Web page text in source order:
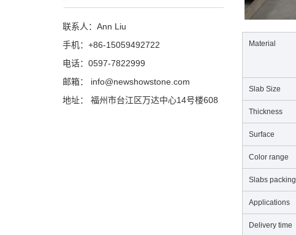
Material
Slab Size
Thickness
Surface
Color range
Slabs packing
Applications
Delivery time
联系人：Ann Liu
手机：+86-15059492722
电话：0597-7822999
邮箱：
info@newshowstone.com
地址： 福州市台江区万达中心14号楼608